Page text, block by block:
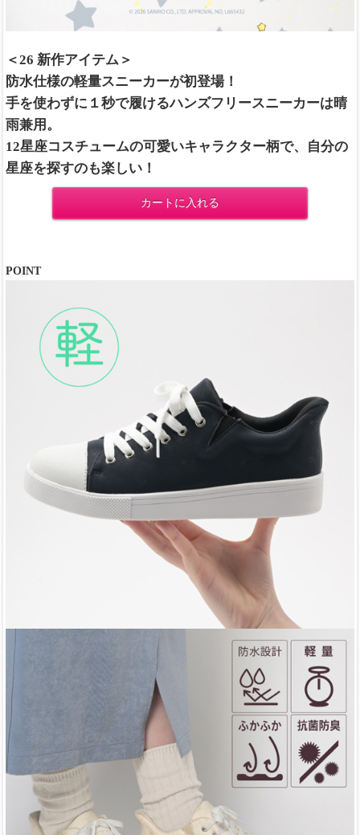
＜26 新作アイテム＞
防水仕様の軽量スニーカーが初登場！
手を使わずに１秒で履けるハンズフリースニーカーは晴
雨兼用。
12星座コスチュームの可愛いキャラクター柄で、自分の
星座を探すのも楽しい！
カートに入れる
POINT